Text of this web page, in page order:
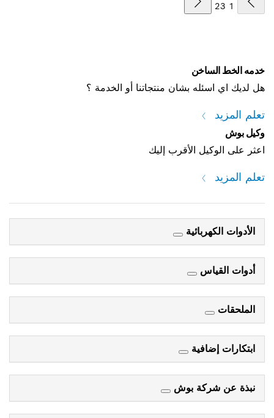
1
23
خدمه الخط الساخن
هل لديك اي اسئله بشان منتجاتنا أو الخدمة ؟
تعلم المزيد
وكيل بوش
اعثر على الوكيل الأقرب إليك
تعلم المزيد
الأدوات الكهربائية
أدوات القياس
الملحقات
ابتكارات إضافية
نبذة عن شركة بوش